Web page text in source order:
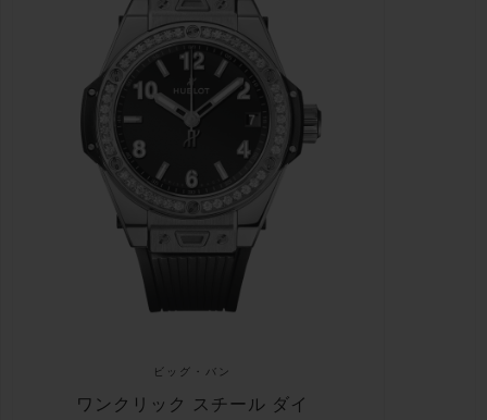
ビッグ・バン
ワンクリック スチール ダイ